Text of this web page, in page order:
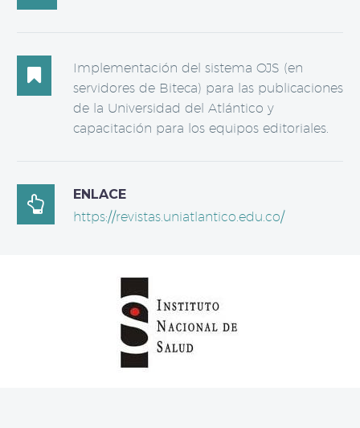

Implementación del sistema OJS (en
servidores de Biteca) para las publicaciones
de la Universidad del Atlántico y
capacitación para los equipos editoriales.

ENLACE
https://revistas.uniatlantico.edu.co/